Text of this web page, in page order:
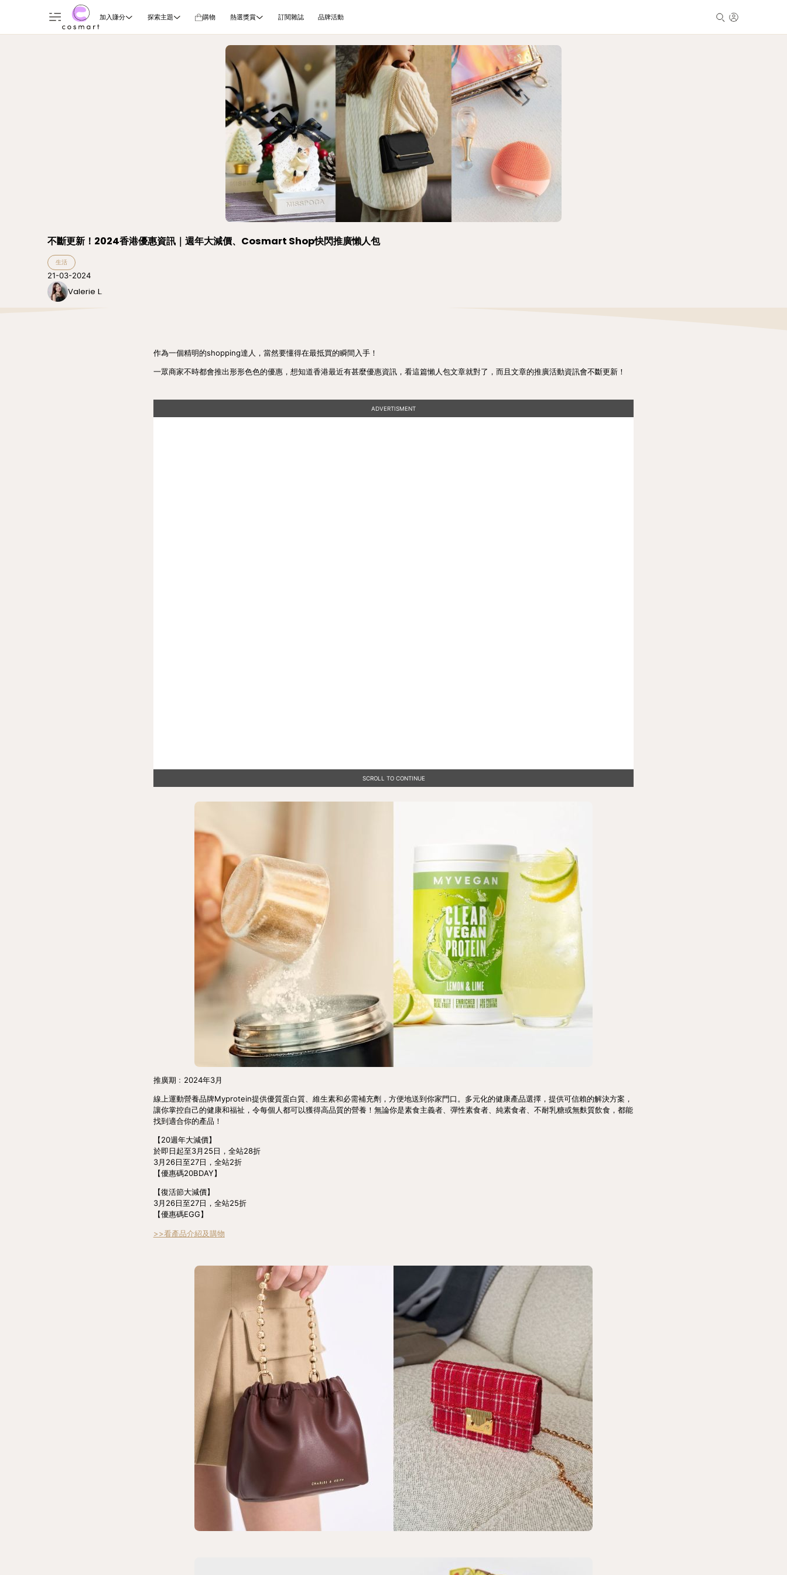
加入賺分 探索主題 購物 熱選獎賞 訂閱雜誌 品牌活動
不斷更新！2024香港優惠資訊｜週年大減價、Cosmart Shop快閃推廣懶人包
生活
21-03-2024
Valerie L.
作為一個精明的shopping達人，當然要懂得在最抵買的瞬間入手！
一眾商家不時都會推出形形色色的優惠，想知道香港最近有甚麼優惠資訊，看這篇懶人包文章就對了，而且文章的推廣活動資訊會不斷更新！
ADVERTISMENT
SCROLL TO CONTINUE
推廣期﹕2024年3月
線上運動營養品牌Myprotein提供優質蛋白質、維生素和必需補充劑，方便地送到你家門口。多元化的健康產品選擇，提供可信賴的解決方案，
讓你掌控自己的健康和福祉，令每個人都可以獲得高品質的營養！無論你是素食主義者、彈性素食者、純素食者、不耐乳糖或無麩質飲食，都能
找到適合你的產品！
【20週年大減價】
於即日起至3月25日，全站28折
3月26日至27日，全站2折
【優惠碼20BDAY】
【復活節大減價】
3月26日至27日，全站25折
【優惠碼EGG】
>>看產品介紹及購物